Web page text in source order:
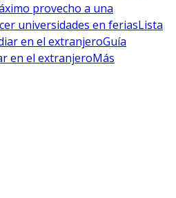
provecho a una
universidades en feriasLista
en el extranjeroGuía
en el extranjeroMás